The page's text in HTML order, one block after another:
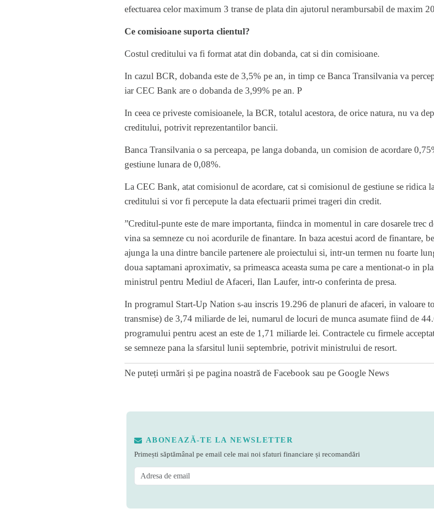
efectuarea celor maximum 3 transe de plata din ajutorul nerambursabil de maxim
Ce comisioane suporta clientul?
Costul creditului va fi format atat din dobanda, cat si din comisioane.
In cazul BCR, dobanda este de 3,5% pe an, in timp ce Banca Transilvania va
iar CEC Bank are o dobanda de 3,99% pe an. P
In ceea ce priveste comisioanele, la BCR, totalul acestora, de orice natura, nu va
creditului, potrivit reprezentantilor bancii.
Banca Transilvania o sa perceapa, pe langa dobanda, un comision de acordare
gestiune lunara de 0,08%.
La CEC Bank, atat comisionul de acordare, cat si comisionul de gestiune se ridica
creditului si vor fi percepute la data efectuarii primei trageri din credit.
”Creditul-punte este de mare importanta, fiindca in momentul in care dosarele trec
vina sa semneze cu noi acordurile de finantare. In baza acestui acord de finantare,
ajunga la una dintre bancile partenere ale proiectului si, intr-un termen nu foarte
doua saptamani aproximativ, sa primeasca aceasta suma pe care a mentionat-o in
ministrul pentru Mediul de Afaceri, Ilan Laufer, intr-o conferinta de presa.
In programul Start-Up Nation s-au inscris 19.296 de planuri de afaceri, in valoare
transmise) de 3,74 miliarde de lei, numarul de locuri de munca asumate fiind de
programului pentru acest an este de 1,71 miliarde lei. Contractele cu firmele
se semneze pana la sfarsitul lunii septembrie, potrivit ministrului de resort.
Ne puteți urmări și pe pagina noastră de Facebook sau pe Google News
ABONEAZĂ-TE LA NEWSLETTER
Primești săptămânal pe email cele mai noi sfaturi financiare și recomandări